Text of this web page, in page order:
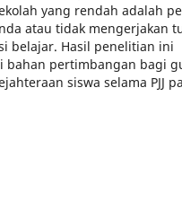
yang rendah adalah
atau tidak mengerjakan
belajar. Hasil penelitian ini
bahan pertimbangan bagi
siswa selama PJJ